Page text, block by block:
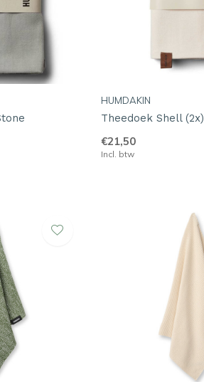
HUMDAKIN
Theedoek Shell (2x)
€21,50
Incl. btw